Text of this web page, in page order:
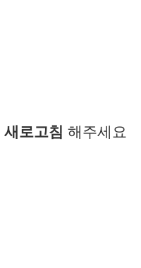
새로고침 해주세요